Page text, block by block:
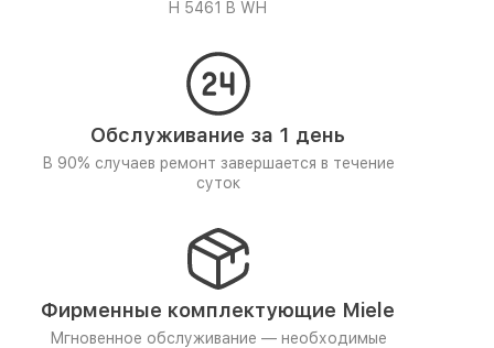
H 5461 B WH
Обслуживание за 1 день
В 90% случаев ремонт завершается в течение
суток
Фирменные комплектующие Miele
Мгновенное обслуживание — необходимые